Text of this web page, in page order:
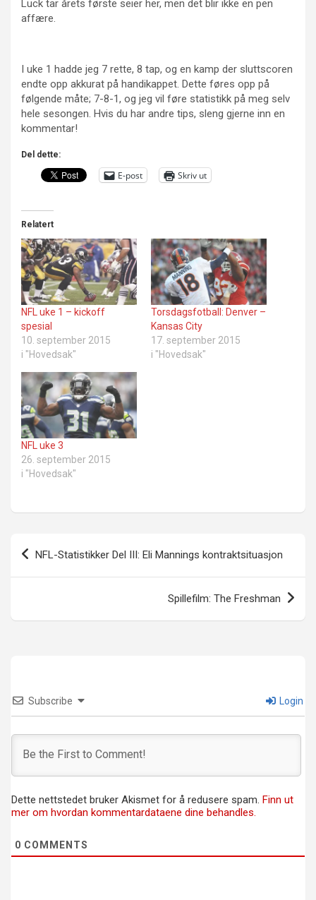
Luck tar årets første seier her, men det blir ikke en pen
affære.
I uke 1 hadde jeg 7 rette, 8 tap, og en kamp der sluttscoren
endte opp akkurat på handikappet. Dette føres opp på
følgende måte; 7-8-1, og jeg vil føre statistikk på meg selv
hele sesongen. Hvis du har andre tips, sleng gjerne inn en
kommentar!
Del dette:
E-post Skriv ut
Relatert
NFL uke 1 – kickoff
spesial
10. september 2015
i "Hovedsak"
Torsdagsfotball: Denver –
Kansas City
17. september 2015
i "Hovedsak"
NFL uke 3
26. september 2015
i "Hovedsak"
Innleggsnavigasjon
NFL-Statistikker Del III: Eli Mannings kontraktsituasjon
Spillefilm: The Freshman
Subscribe Login
Dette nettstedet bruker Akismet for å redusere spam. Finn ut
mer om hvordan kommentardataene dine behandles.
0 COMMENTS